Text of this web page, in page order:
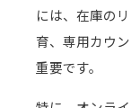
には、在庫の
育、専用カウ
重要です。